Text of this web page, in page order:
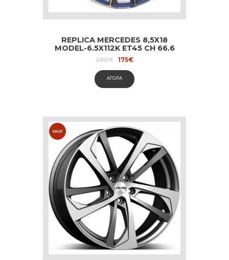
REPLICA MERCEDES 8,5X18
MODEL-6.5X112K ET45 CH 66.6
ANTHRACITE DIAMOND
290€ Original
was:
290€.
175€Current
is:
175€.
ΑΓΟΡΑ
SALE!